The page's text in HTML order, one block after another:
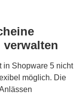
in Shopware 5 nicht
möglich. Die